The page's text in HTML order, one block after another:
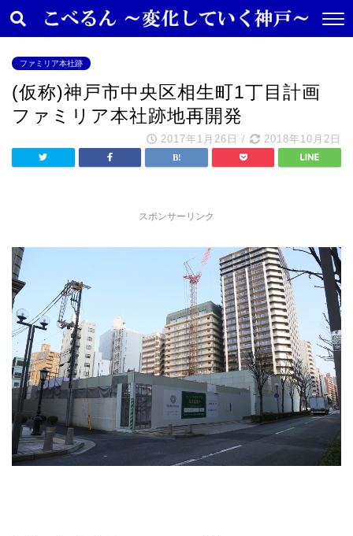
ファミリア本社跡
(仮称)神戸市中央区相生町1丁目計画
ファミリア本社跡地再開発
2017年1月26日 / 2018年10月2日
スポンサーリンク